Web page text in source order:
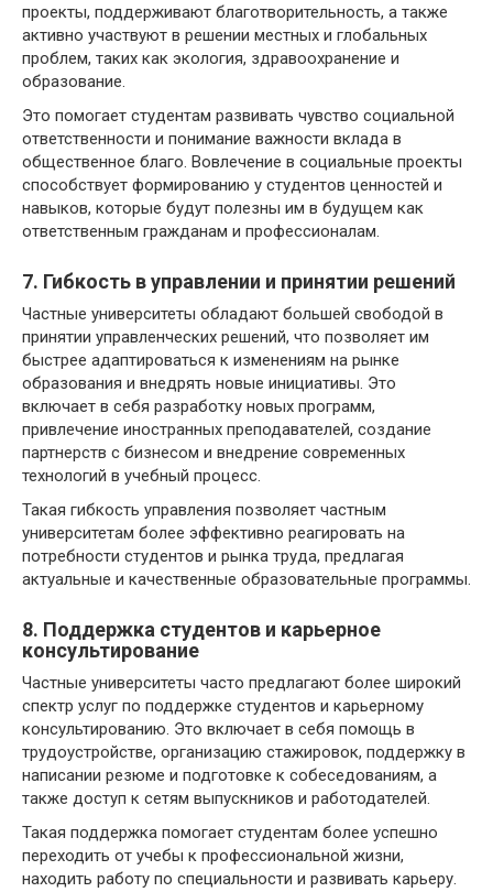
проекты, поддерживают благотворительность, а также
активно участвуют в решении местных и глобальных
проблем, таких как экология, здравоохранение и
образование.
Это помогает студентам развивать чувство социальной
ответственности и понимание важности вклада в
общественное благо. Вовлечение в социальные проекты
способствует формированию у студентов ценностей и
навыков, которые будут полезны им в будущем как
ответственным гражданам и профессионалам.
7. Гибкость в управлении и принятии решений
Частные университеты обладают большей свободой в
принятии управленческих решений, что позволяет им
быстрее адаптироваться к изменениям на рынке
образования и внедрять новые инициативы. Это
включает в себя разработку новых программ,
привлечение иностранных преподавателей, создание
партнерств с бизнесом и внедрение современных
технологий в учебный процесс.
Такая гибкость управления позволяет частным
университетам более эффективно реагировать на
потребности студентов и рынка труда, предлагая
актуальные и качественные образовательные программы.
8. Поддержка студентов и карьерное
консультирование
Частные университеты часто предлагают более широкий
спектр услуг по поддержке студентов и карьерному
консультированию. Это включает в себя помощь в
трудоустройстве, организацию стажировок, поддержку в
написании резюме и подготовке к собеседованиям, а
также доступ к сетям выпускников и работодателей.
Такая поддержка помогает студентам более успешно
переходить от учебы к профессиональной жизни,
находить работу по специальности и развивать карьеру.